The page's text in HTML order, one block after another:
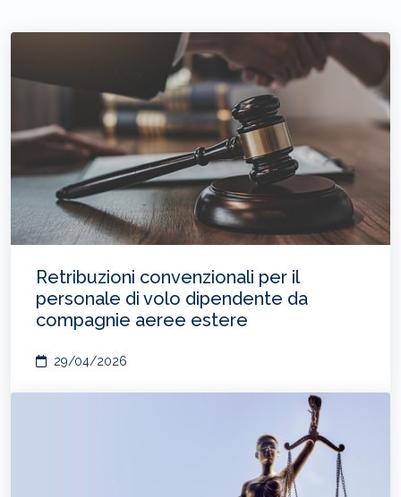
Retribuzioni convenzionali per il
personale di volo dipendente da
compagnie aeree estere
29/04/2026